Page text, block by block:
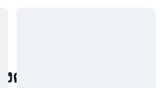
ความจริงยอดนิยม